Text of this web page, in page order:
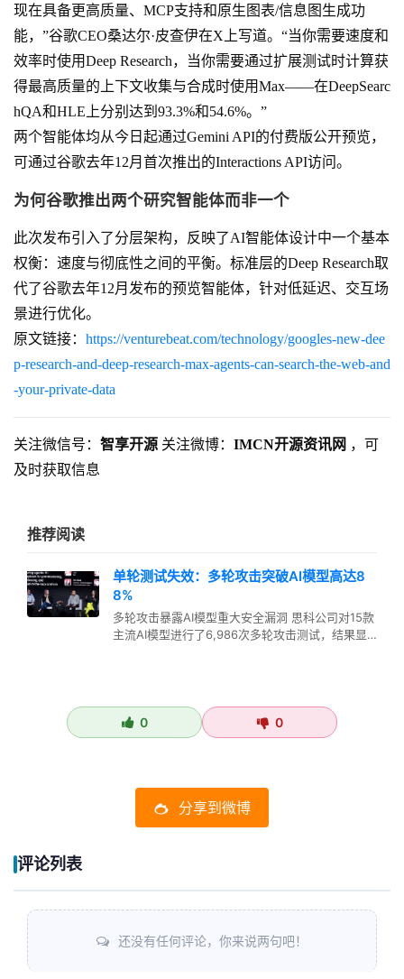
现在具备更高质量、MCP支持和原生图表/信息图生成功
能，”谷歌CEO桑达尔·皮查伊在X上写道。“当你需要速度和
效率时使用Deep Research，当你需要通过扩展测试时计算获
得最高质量的上下文收集与合成时使用Max——在DeepSearc
hQA和HLE上分别达到93.3%和54.6%。”
两个智能体均从今日起通过Gemini API的付费版公开预览，
可通过谷歌去年12月首次推出的Interactions API访问。
为何谷歌推出两个研究智能体而非一个
此次发布引入了分层架构，反映了AI智能体设计中一个基本
权衡：速度与彻底性之间的平衡。标准层的Deep Research取
代了谷歌去年12月发布的预览智能体，针对低延迟、交互场
景进行优化。
原文链接： https://venturebeat.com/technology/googles-new-dee
p-research-and-deep-research-max-agents-can-search-the-web-and
-your-private-data
关注微信号： 智享开源 关注微博： IMCN开源资讯网 ，可
及时获取信息
推荐阅读
单轮测试失效：多轮攻击突破AI模型高达8
8%
多轮攻击暴露AI模型重大安全漏洞 思科公司对15款
主流AI模型进行了6,986次多轮攻击测试，结果显
0 0
分享到微博
评论列表
还没有任何评论，你来说两句吧！